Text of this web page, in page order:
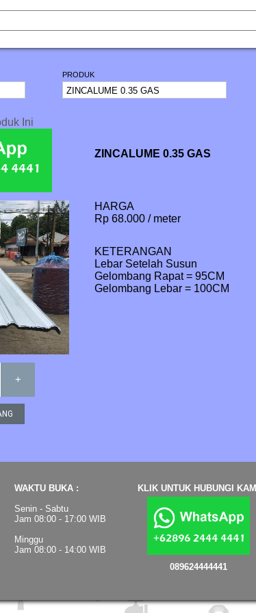
PRODUK
Ini
ZINCALUME 0.35 GAS
HARGA
Rp 68.000 / meter
KETERANGAN
Lebar Setelah Susun
Gelombang Rapat = 95CM
Gelombang Lebar = 100CM
+
WAKTU BUKA :
Senin - Sabtu
Jam 08:00 - 17:00 WIB
Minggu
Jam 08:00 - 14:00 WIB
KLIK UNTUK HUBUNGI KAMI
089624444441